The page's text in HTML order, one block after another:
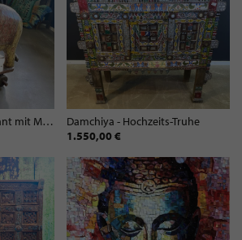
Elefant mit Reiter (Elefant mit Mahout)
Damchiya - Hochzeits-Truhe
1.550,00 €